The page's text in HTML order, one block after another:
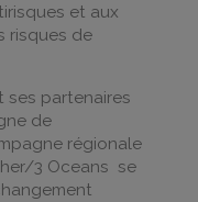
et aux
risques de
ses partenaires
de
régionale
3 Oceans se